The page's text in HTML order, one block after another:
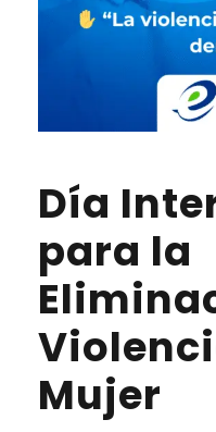
Día
para la
Mujer